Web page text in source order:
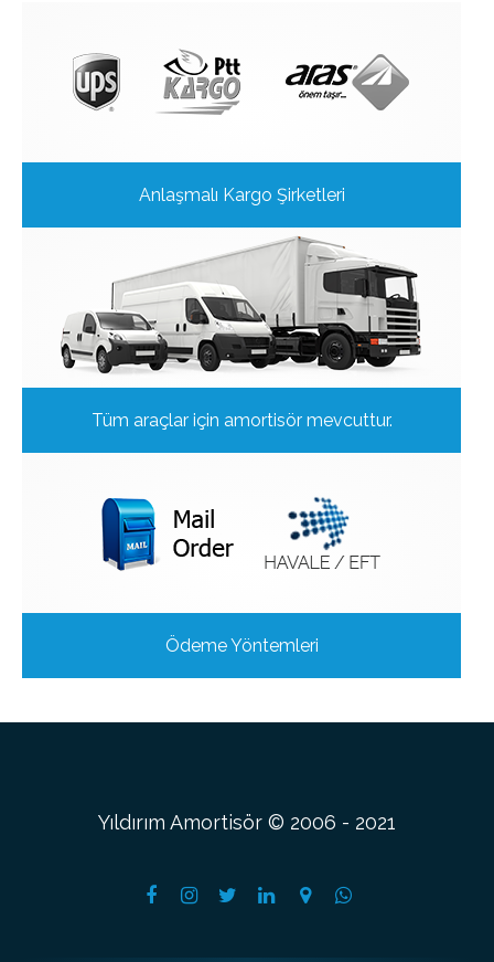
Anlaşmalı Kargo Şirketleri
Tüm araçlar için amortisör mevcuttur.
Ödeme Yöntemleri
Yıldırım Amortisör © 2006 - 2021